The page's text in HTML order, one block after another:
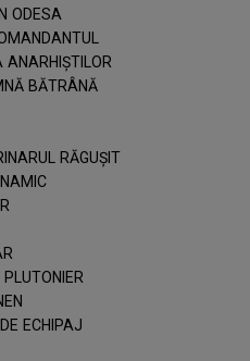
ODESA
ANARHIȘTILOR
BĂTRÂNĂ
RĂGUȘIT
PLUTONIER
ECHIPAJ